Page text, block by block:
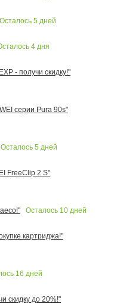
Осталось 5 дней
4 дня
- получи скидку!"
серии Pura 90s"
Осталось 5 дней
FreeClip 2 S"
Осталось 10 дней
картриджа!"
16 дней
скидку до 20%!"